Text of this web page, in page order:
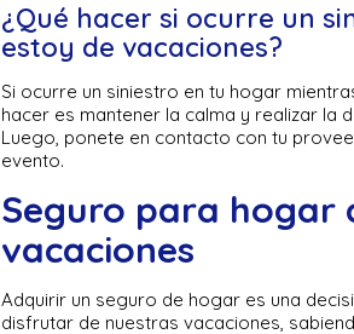
¿Qué hacer si ocurre un
estoy de vacaciones?
Si ocurre un siniestro en tu hogar
hacer es mantener la calma y realizar la
Luego, ponete en contacto con tu
evento.
Seguro para hogar
vacaciones
Adquirir un seguro de hogar es una
disfrutar de nuestras vacaciones,